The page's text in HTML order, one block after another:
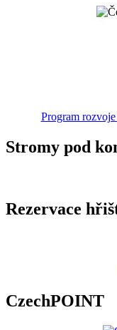
Program
Stromy pod
Rezervace
CzechPOINT